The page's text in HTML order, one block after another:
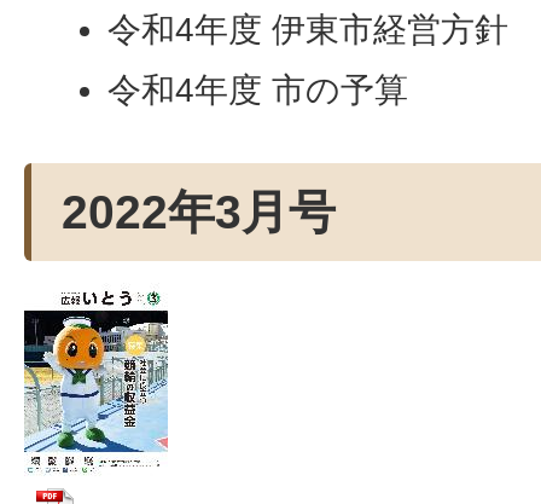
令和4年度 伊東市経営方針
令和4年度 市の予算
2022年3月号